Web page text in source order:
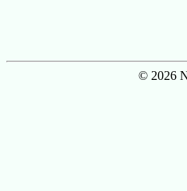
© 2026